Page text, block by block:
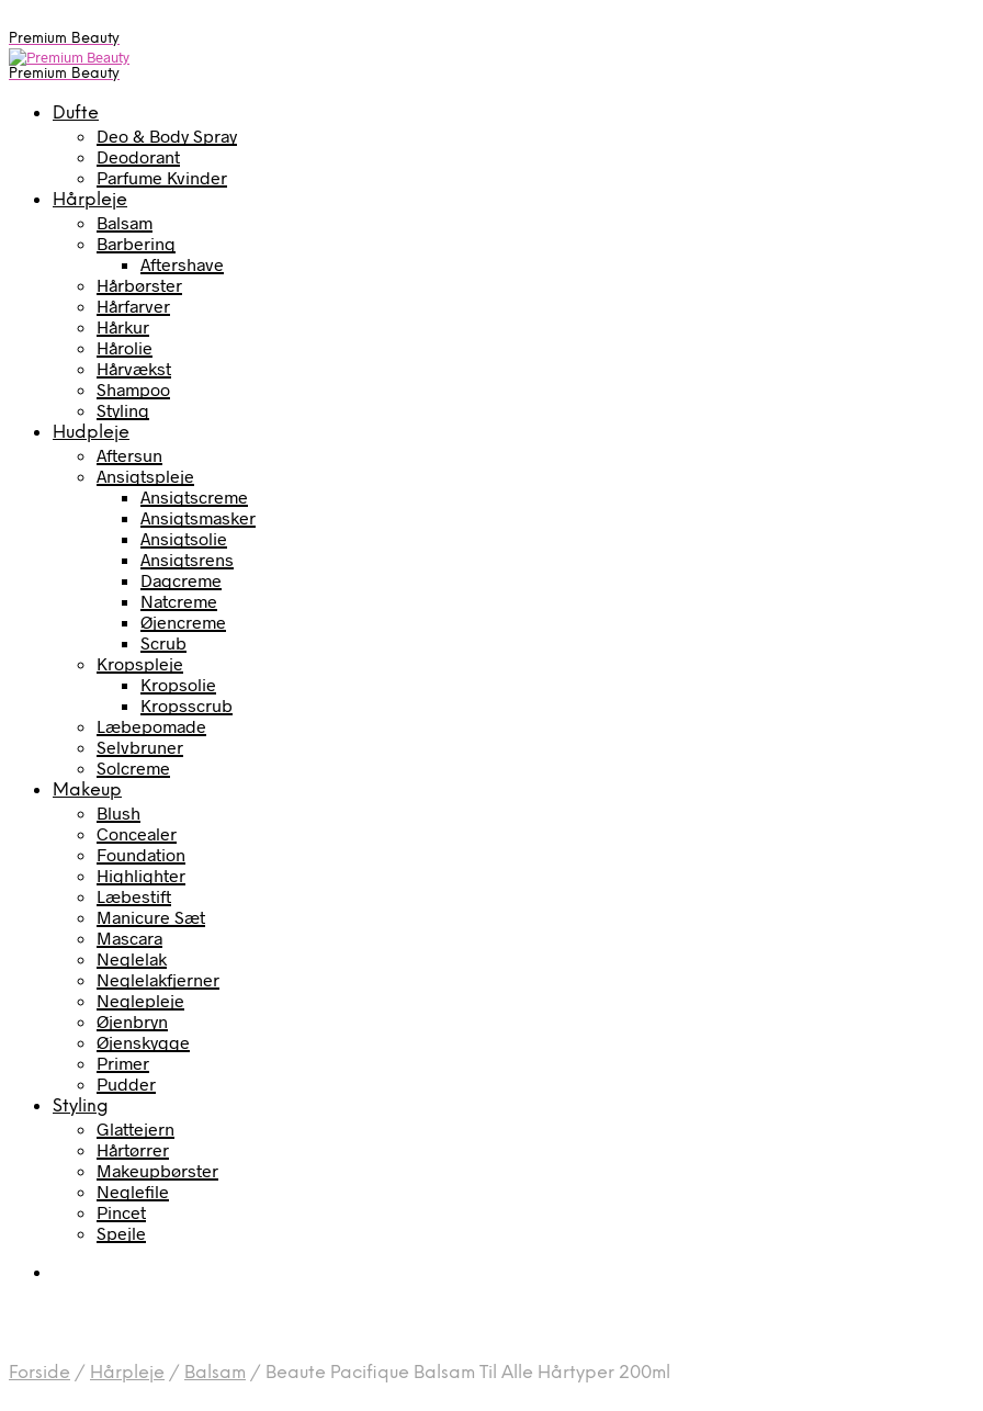
Premium Beauty
Premium Beauty
Dufte
Deo & Body Spray
Deodorant
Parfume Kvinder
Hårpleje
Balsam
Barbering
Aftershave
Hårbørster
Hårfarver
Hårkur
Hårolie
Hårvækst
Shampoo
Styling
Hudpleje
Aftersun
Ansigtspleje
Ansigtscreme
Ansigtsmasker
Ansigtsolie
Ansigtsrens
Dagcreme
Natcreme
Øjencreme
Scrub
Kropspleje
Kropsolie
Kropsscrub
Læbepomade
Selvbruner
Solcreme
Makeup
Blush
Concealer
Foundation
Highlighter
Læbestift
Manicure Sæt
Mascara
Neglelak
Neglelakfjerner
Neglepleje
Øjenbryn
Øjenskygge
Primer
Pudder
Styling
Glattejern
Hårtørrer
Makeupbørster
Neglefile
Pincet
Spejle
Forside / Hårpleje / Balsam / Beaute Pacifique Balsam Til Alle Hårtyper 200ml